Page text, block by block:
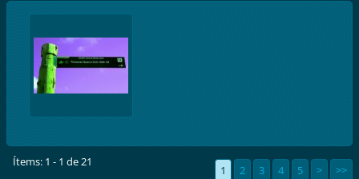
Ítems: 1 - 1 de 21
1 2 3 4 5 > >>